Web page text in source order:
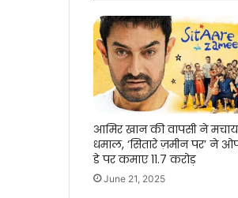
आमिर खान की वापसी ने
धमाल, ‘सितारे ज़मीन पर’ ने
डे पर कमाए 11.7 करोड़
June 21, 2025